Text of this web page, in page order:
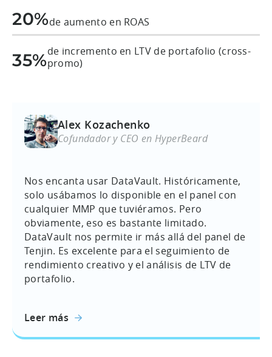
20%de aumento en ROAS
35%de incremento en LTV de portafolio (cross-
promo)
Alex Kozachenko
Cofundador y CEO en HyperBeard
Nos encanta usar DataVault. Históricamente,
solo usábamos lo disponible en el panel con
cualquier MMP que tuviéramos. Pero
obviamente, eso es bastante limitado.
DataVault nos permite ir más allá del panel de
Tenjin. Es excelente para el seguimiento de
rendimiento creativo y el análisis de LTV de
portafolio.
Leer más